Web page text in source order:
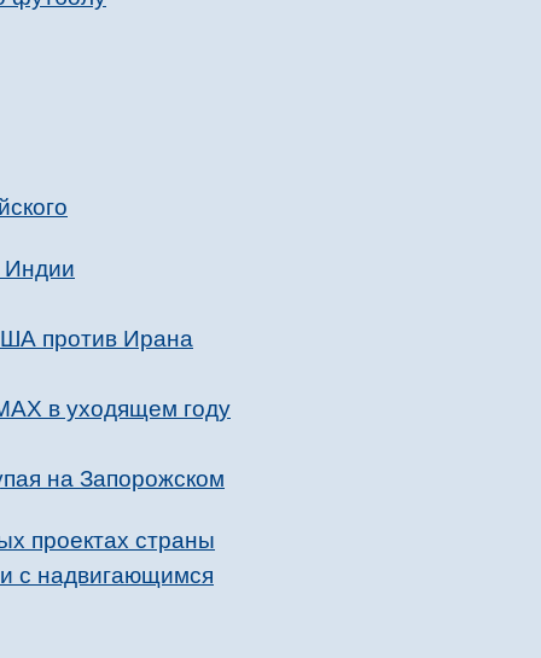
Индии
против Ирана
в уходящем году
на Запорожском
проектах страны
с надвигающимся